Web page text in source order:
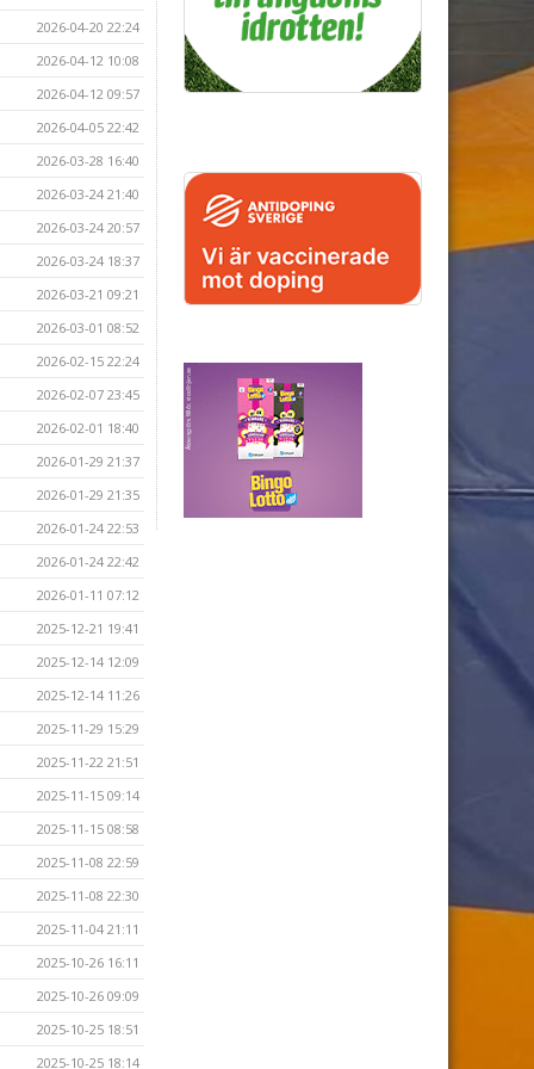
2026-04-20 22:24
2026-04-12 10:08
2026-04-12 09:57
2026-04-05 22:42
2026-03-28 16:40
2026-03-24 21:40
2026-03-24 20:57
2026-03-24 18:37
2026-03-21 09:21
2026-03-01 08:52
2026-02-15 22:24
2026-02-07 23:45
2026-02-01 18:40
2026-01-29 21:37
2026-01-29 21:35
2026-01-24 22:53
2026-01-24 22:42
2026-01-11 07:12
2025-12-21 19:41
2025-12-14 12:09
2025-12-14 11:26
2025-11-29 15:29
2025-11-22 21:51
2025-11-15 09:14
2025-11-15 08:58
2025-11-08 22:59
2025-11-08 22:30
2025-11-04 21:11
2025-10-26 16:11
2025-10-26 09:09
2025-10-25 18:51
2025-10-25 18:14